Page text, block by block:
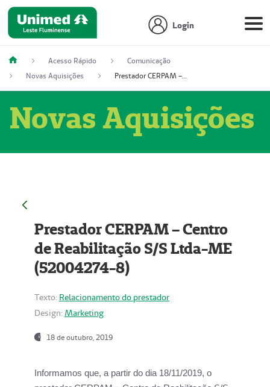
Login
Acesso Rápido
Comunicação
Novas Aquisições
Prestador CERPAM – Centro de Reabilitação S/S Ltda-ME (52004274-8)
Novas Aquisições
Prestador CERPAM – Centro
de Reabilitação S/S Ltda-ME
(52004274-8)
Texto: Relacionamento do prestador
Design: Marketing
18 de outubro, 2019
Informamos que, a partir do dia 18/11/2019, o